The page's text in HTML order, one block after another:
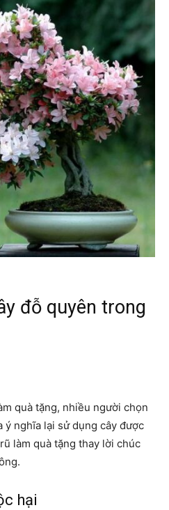
đỗ quyên trong
quà tặng, nhiều người chọn
ý nghĩa lại sử dụng cây được
làm quà tặng thay lời chúc
hại